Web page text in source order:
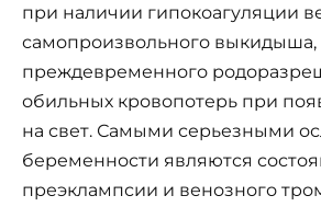
при наличии гипокоагуляции
самопроизвольного выкидыша,
преждевременного
обильных кровопотерь при
на свет. Самыми серьезными
беременности являются
преэклампсии и венозного